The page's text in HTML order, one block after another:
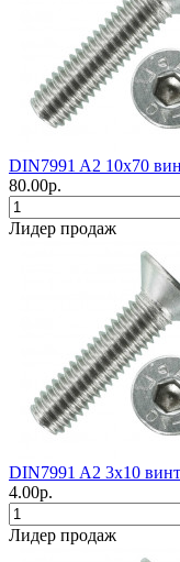
DIN7991 A2 10х70
80.00р.
Лидер продаж
DIN7991 A2 3х10
4.00р.
Лидер продаж